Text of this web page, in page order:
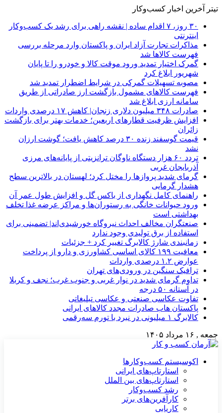
تیتر آخرین اخبار کسب‌وکار
۳۰ روز، ۷ اقدام ساده | نقشه راهی برای رشد یک کسب‌وکار
اینترنتی
مذاکرات تجارت آزاد ایران و پاکستان وارد مرحله بررسی
فهرست کالاها شد
گمرک اختیار تمدید ورود موقت کالا و خودرو را تا پایان
شهریور ابلاغ کرد
مصوبه تسهیلات گمرکی در شرایط اضطرار تمدید شد
فهرست کالاهای مشمول بازگشت ارز صادراتی از طریق
سامانه ارزی ابلاغ شد
صادرات ۳۴۸ میلیون دلاری زنجان| ‌کاهش ۱۷ درصدی واردات
افزایش ظرفیت قطارهای اربعین؛ خدمات بهتر برای بازگشت
زائران
قیمت گوسفند زنده ۳۰ درصد کاهش یافت؛ گوشت ارزان
نشد
تردد ۶۰ هزار دستگاه ناوگان ترانزیتی از پایانه‌های مرزی
آذربایجان ‌غربی
گرمای شدید پروازها را مختل کرد؛ لهستان در بالاترین سطح
هشدار گرمایی
راهنمای کامل نگهداری از باکس گل و افزایش طول عمر آن
ورود حیوانات خانگی به رستوران‌ها و مراکز عرضه غذا تخلف
بهداشتی است
صنعتگران مخالف احداث نیروگاه خورشیدی‌اند| تضمینی برای
استفاده از برق تولیدی وجود ندارد
زمانبندی شارژ کالابرگ تغییر کرد + جزئیات
معافیت ۱۹۹ کالای اساسی کشاورزی و دارو از پرداخت
عوارض ۱.۲ درصدی واردات
ترافیک سنگین در ورودی‌های تهران
تداوم گرمای شدید در نوار غربی و جنوب غرب؛ نجف و کربلا
در آستانه ۵۰ درجه
تفاوت عکاسی صنعتی و عکاسی تبلیغاتی
پاکستان هاب صادرات مجدد کالاهای ایرانی
کالابرگ ۱ میلیونی در نبرد با تورم سه‌رقمی
جمعه , ۱۶ مرداد ۱۴۰۵
اکوسیستم کسب‌وکارها
استارتاپ‌های ایرانی
استارتاپ‌های بین الملل
رشد کسب‌وکار
کارآفرین‌های برتر
کاریابی